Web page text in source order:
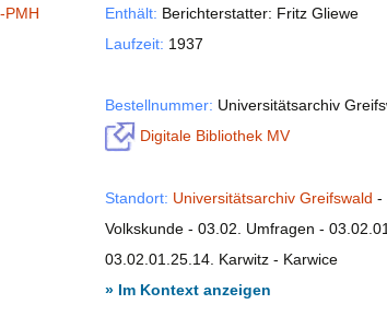
PMH
Enthält: Berichterstatter: Fritz Gliewe
Laufzeit: 1937
Bestellnummer: Universitätsarchiv
Digitale Bibliothek MV
Standort: Universitätsarchiv Greifswald -
Volkskunde - 03.02. Umfragen -
03.02.01.25.14. Karwitz - Karwice
» Im Kontext anzeigen